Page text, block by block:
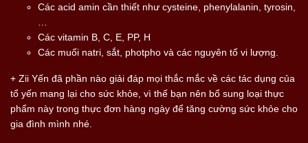
Các acid amin cần thiết như cysteine, phenylalanin, tyrosin,
Các vitamin B, C, E, PP, H
Các muối natri, sắt, photpho và các nguyên tố vi lượng.
+ Zii Yến đã phần nào giải đáp mọi thắc mắc về các tác dụng của
tổ yến mang lại cho sức khỏe, vì thế bạn nên bổ sung loại thực
phẩm này trong thực đơn hàng ngày để tăng cường sức khỏe cho
gia đình mình nhé.